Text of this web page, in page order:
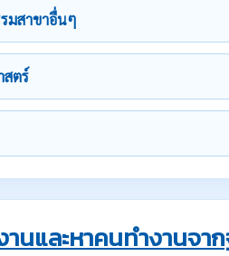
มสาขาอื่นๆ
สตร์
นและหาคนทำงานจา